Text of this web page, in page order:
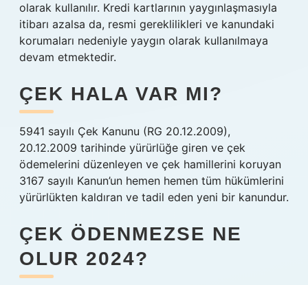
olarak kullanılır. Kredi kartlarının yaygınlaşmasıyla
itibarı azalsa da, resmi gereklilikleri ve kanundaki
korumaları nedeniyle yaygın olarak kullanılmaya
devam etmektedir.
ÇEK HALA VAR MI?
5941 sayılı Çek Kanunu (RG 20.12.2009),
20.12.2009 tarihinde yürürlüğe giren ve çek
ödemelerini düzenleyen ve çek hamillerini koruyan
3167 sayılı Kanun’un hemen hemen tüm hükümlerini
yürürlükten kaldıran ve tadil eden yeni bir kanundur.
ÇEK ÖDENMEZSE NE
OLUR 2024?